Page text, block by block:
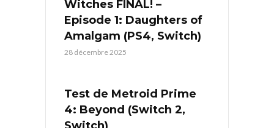
Witches FINAL! –
Episode 1: Daughters of
Amalgam (PS4, Switch)
28 décembre 2025
Test de Metroid Prime
4: Beyond (Switch 2,